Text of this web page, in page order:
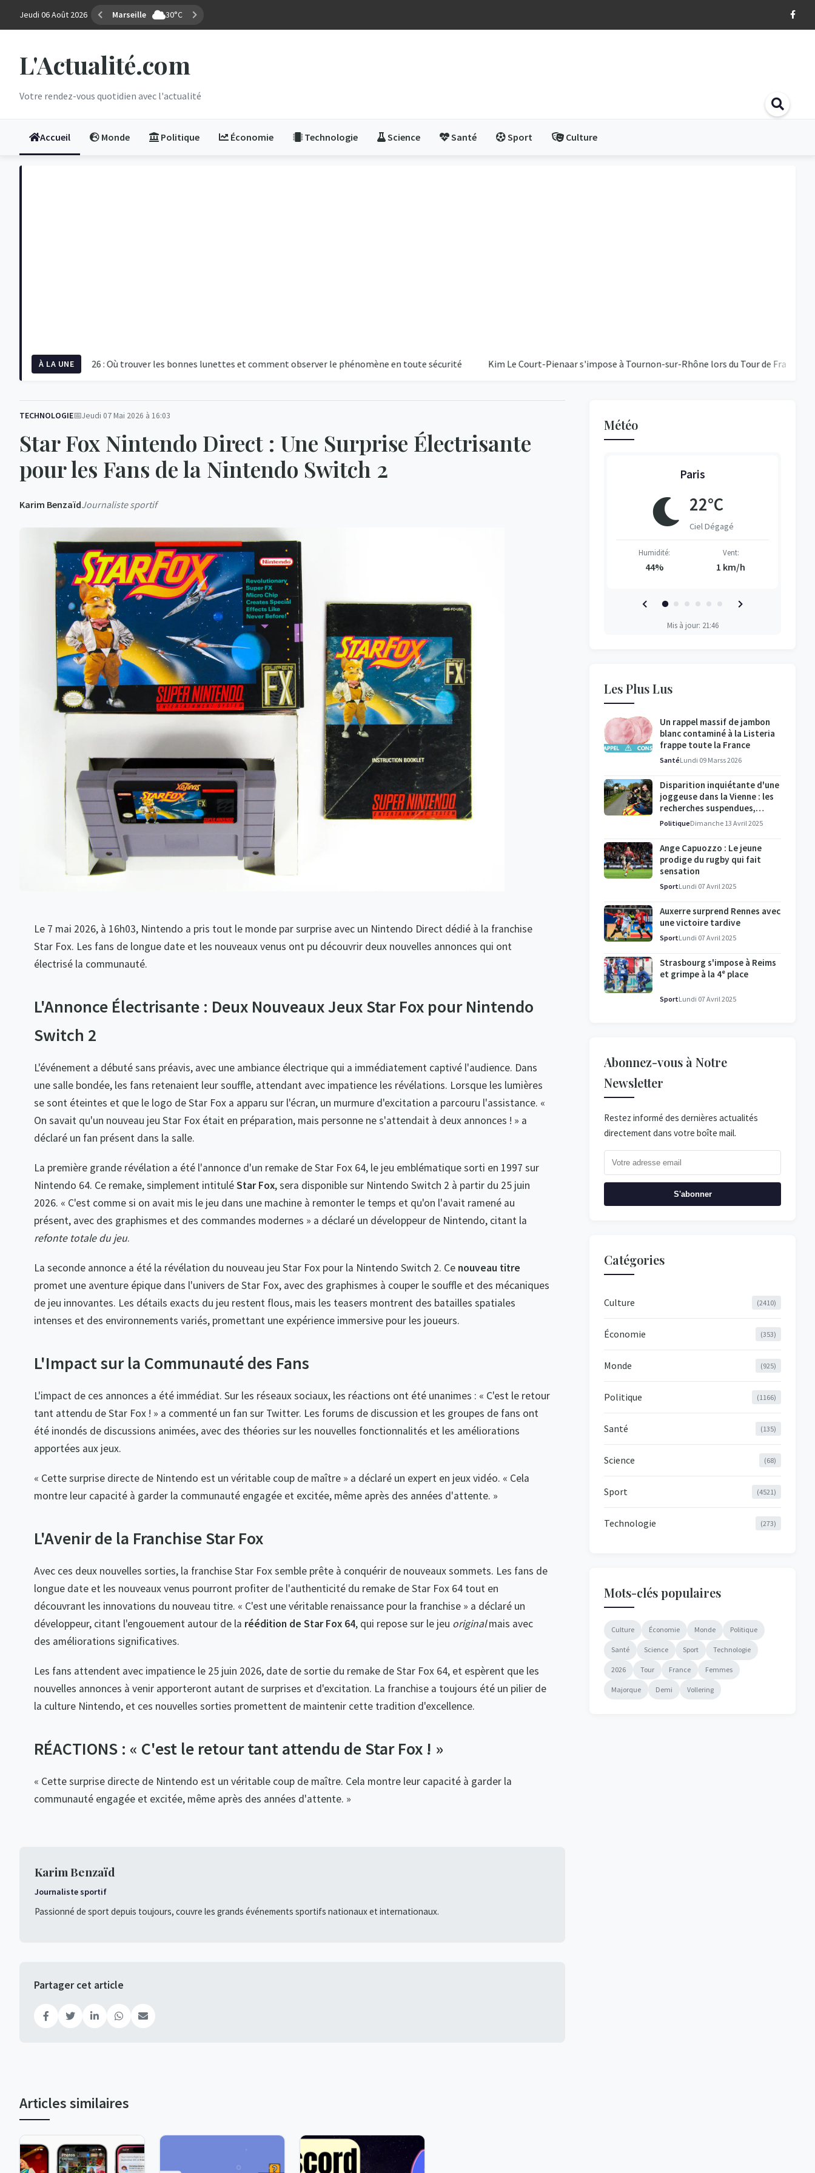
Jeudi 06 Août 2026 Marseille 30°C
L'Actualité.com
Votre rendez-vous quotidien avec l'actualité
Accueil Monde Politique Économie Technologie Science Santé Sport Culture
À LA UNE
12 août 2026 : Où trouver les bonnes lunettes et comment observer le phénomène en toute sécurité Kim Le Court-Pienaar s'impose à Tournon-sur-Rhône lors du Tour de France féminin 2026
TECHNOLOGIE Jeudi 07 Mai 2026 à 16:03
Star Fox Nintendo Direct : Une Surprise Électrisante
pour les Fans de la Nintendo Switch 2
Karim BenzaïdJournaliste sportif
Le 7 mai 2026, à 16h03, Nintendo a pris tout le monde par surprise avec un Nintendo Direct dédié à la franchise
Star Fox. Les fans de longue date et les nouveaux venus ont pu découvrir deux nouvelles annonces qui ont
électrisé la communauté.
L'Annonce Électrisante : Deux Nouveaux Jeux Star Fox pour Nintendo
Switch 2
L'événement a débuté sans préavis, avec une ambiance électrique qui a immédiatement captivé l'audience. Dans
une salle bondée, les fans retenaient leur souffle, attendant avec impatience les révélations. Lorsque les lumières
se sont éteintes et que le logo de Star Fox a apparu sur l'écran, un murmure d'excitation a parcouru l'assistance. «
On savait qu'un nouveau jeu Star Fox était en préparation, mais personne ne s'attendait à deux annonces ! » a
déclaré un fan présent dans la salle.
La première grande révélation a été l'annonce d'un remake de Star Fox 64, le jeu emblématique sorti en 1997 sur
Nintendo 64. Ce remake, simplement intituléStar Fox, sera disponible sur Nintendo Switch 2 à partir du 25 juin
2026. « C'est comme si on avait mis le jeu dans une machine à remonter le temps et qu'on l'avait ramené au
présent, avec des graphismes et des commandes modernes » a déclaré un développeur de Nintendo, citant la
refonte totale du jeu.
La seconde annonce a été la révélation du nouveau jeu Star Fox pour la Nintendo Switch 2. Ce nouveau titre
promet une aventure épique dans l'univers de Star Fox, avec des graphismes à couper le souffle et des mécaniques
de jeu innovantes. Les détails exacts du jeu restent flous, mais les teasers montrent des batailles spatiales
intenses et des environnements variés, promettant une expérience immersive pour les joueurs.
L'Impact sur la Communauté des Fans
L'impact de ces annonces a été immédiat. Sur les réseaux sociaux, les réactions ont été unanimes : « C'est le retour
tant attendu de Star Fox ! » a commenté un fan sur Twitter. Les forums de discussion et les groupes de fans ont
été inondés de discussions animées, avec des théories sur les nouvelles fonctionnalités et les améliorations
apportées aux jeux.
« Cette surprise directe de Nintendo est un véritable coup de maître » a déclaré un expert en jeux vidéo. « Cela
montre leur capacité à garder la communauté engagée et excitée, même après des années d'attente. »
L'Avenir de la Franchise Star Fox
Avec ces deux nouvelles sorties, la franchise Star Fox semble prête à conquérir de nouveaux sommets. Les fans de
longue date et les nouveaux venus pourront profiter de l'authenticité du remake de Star Fox 64 tout en
découvrant les innovations du nouveau titre. « C'est une véritable renaissance pour la franchise » a déclaré un
développeur, citant l'engouement autour de la réédition de Star Fox 64, qui repose sur le jeu originalmais avec
des améliorations significatives.
Les fans attendent avec impatience le 25 juin 2026, date de sortie du remake de Star Fox 64, et espèrent que les
nouvelles annonces à venir apporteront autant de surprises et d'excitation. La franchise a toujours été un pilier de
la culture Nintendo, et ces nouvelles sorties promettent de maintenir cette tradition d'excellence.
RÉACTIONS : « C'est le retour tant attendu de Star Fox ! »
« Cette surprise directe de Nintendo est un véritable coup de maître. Cela montre leur capacité à garder la
communauté engagée et excitée, même après des années d'attente. »
Karim Benzaïd
Journaliste sportif
Passionné de sport depuis toujours, couvre les grands événements sportifs nationaux et internationaux.
Partager cet article
Articles similaires
Météo
Paris
22°C
Ciel Dégagé
Humidité:
44%
Vent:
1 km/h
Mis à jour: 21:46
Les Plus Lus
Un rappel massif de jambon
blanc contaminé à la Listeria
frappe toute la France
SantéLundi 09 Marss 2026
Disparition inquiétante d'une
joggeuse dans la Vienne : les
recherches suspendues,
l'enquête se poursuit
PolitiqueDimanche 13 Avril 2025
Ange Capuozzo : Le jeune
prodige du rugby qui fait
sensation
SportLundi 07 Avril 2025
Auxerre surprend Rennes avec
une victoire tardive
SportLundi 07 Avril 2025
Strasbourg s'impose à Reims
et grimpe à la 4ᵉ place
SportLundi 07 Avril 2025
Abonnez-vous à Notre
Newsletter
Restez informé des dernières actualités
directement dans votre boîte mail.
S'abonner
Catégories
Culture (2410)
Économie (353)
Monde (925)
Politique (1166)
Santé (135)
Science (68)
Sport (4521)
Technologie (273)
Mots-clés populaires
Culture Économie Monde Politique
Santé Science Sport Technologie
2026 Tour France Femmes
Majorque Demi Vollering